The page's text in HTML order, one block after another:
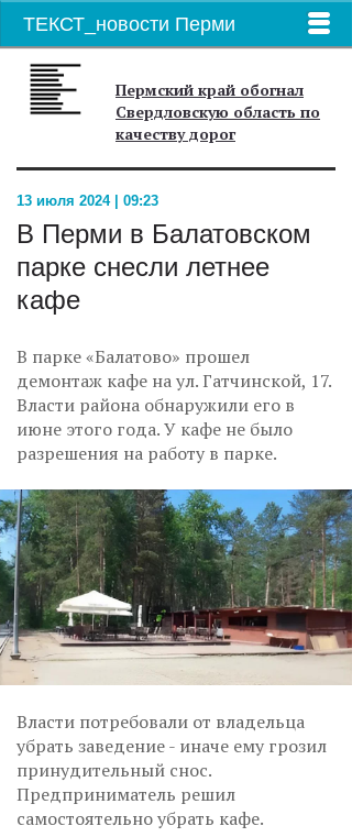
ТЕКСТ_новости Перми
Пермский край обогнал
Свердловскую область по
качеству дорог
13 июля 2024 | 09:23
В Перми в Балатовском
парке снесли летнее
кафе
В парке «Балатово» прошел
демонтаж кафе на ул. Гатчинской, 17.
Власти района обнаружили его в
июне этого года. У кафе не было
разрешения на работу в парке.
Власти потребовали от владельца
убрать заведение - иначе ему грозил
принудительный снос.
Предприниматель решил
самостоятельно убрать кафе.